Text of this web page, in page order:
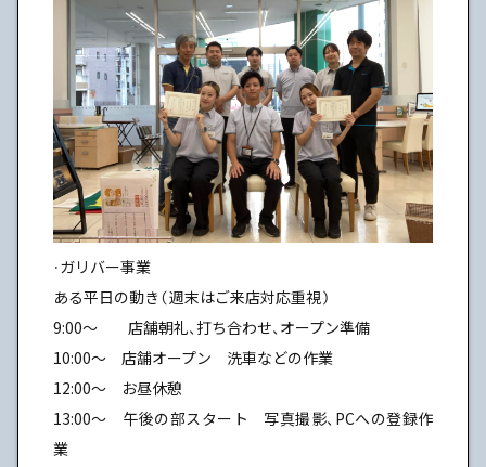
・ガリバー事業
ある平日の動き（週末はご来店対応重視）
9:00〜 店舗朝礼、打ち合わせ、オープン準備
10:00〜 店舗オープン 洗車などの作業
12:00〜 お昼休憩
13:00〜 午後の部スタート 写真撮影、PCへの登録作
業